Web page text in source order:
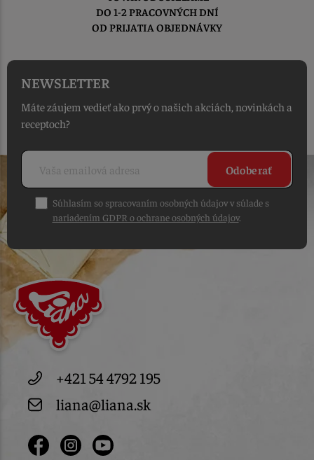
DO 1-2 PRACOVNÝCH DNÍ
OD PRIJATIA OBJEDNÁVKY
NEWSLETTER
Máte záujem vedieť ako prvý o našich akciách, novinkách a
receptoch?
Odoberať
Súhlasím so spracovaním osobných údajov v súlade s
nariadením GDPR o ochrane osobných údajov.
+421 54 4792 195
liana@liana.sk